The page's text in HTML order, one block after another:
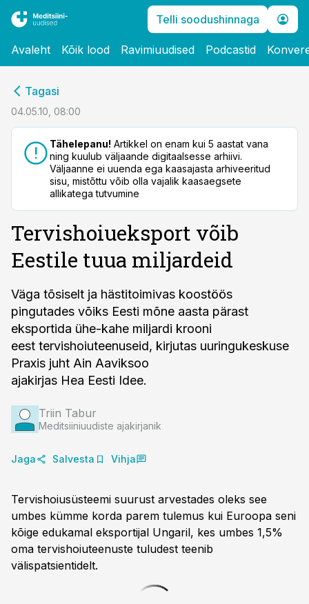
Telli soodushinnaga
Avaleht Kõik lood Ravimiuudised Podcastid
Tagasi
04.05.10, 08:00
Tähelepanu! Artikkel on enam kui 5 aastat vana
ning kuulub väljaande digitaalsesse arhiivi.
Väljaanne ei uuenda ega kaasajasta arhiveeritud
sisu, mistõttu võib olla vajalik kaasaegsete
allikatega tutvumine
Tervishoiueksport võib
Eestile tuua miljardeid
Väga tõsiselt ja hästitoimivas koostöös
pingutades võiks Eesti mõne aasta pärast
eksportida ühe-kahe miljardi krooni
eest tervishoiuteenuseid, kirjutas uuringukeskuse
Praxis juht Ain Aaviksoo
ajakirjas Hea Eesti Idee.
Triin Tabur
Meditsiiniuudiste ajakirjanik
Jaga Salvesta Vihja
Tervishoiusüsteemi suurust arvestades oleks see
umbes kümme korda parem tulemus kui Euroopa seni
kõige edukamal eksportijal Ungaril, kes umbes 1,5%
oma tervishoiuteenuste tuludest teenib
välispatsientidelt.